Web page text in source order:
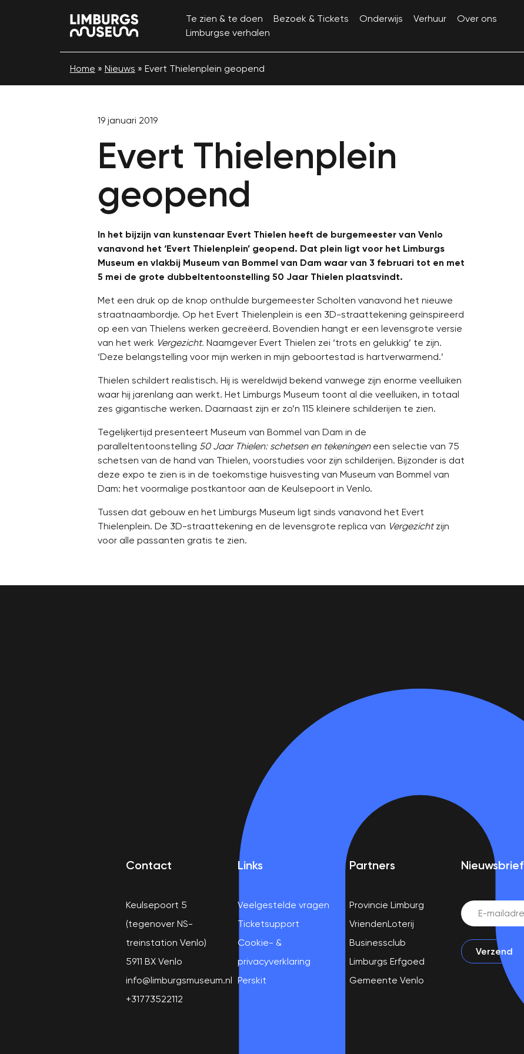
Te zien & te doen Bezoek & Tickets Onderwijs Verhuur
Over ons
Limburgse verhalen
Home » Nieuws » Evert Thielenplein geopend
19 januari 2019
Evert Thielenplein
geopend
In het bijzijn van kunstenaar Evert Thielen heeft de burgemeester van Venlo
vanavond het ‘Evert Thielenplein’ geopend. Dat plein ligt voor het Limburgs
Museum en vlakbij Museum van Bommel van Dam waar van 3 februari tot en met
5 mei de grote dubbeltentoonstelling 50 Jaar Thielen plaatsvindt.
Met een druk op de knop onthulde burgemeester Scholten vanavond het nieuwe
straatnaambordje. Op het Evert Thielenplein is een 3D-straattekening geïnspireerd
op een van Thielens werken gecreëerd. Bovendien hangt er een levensgrote versie
van het werk Vergezicht.Naamgever Evert Thielen zei ‘trots en gelukkig’ te zijn.
‘Deze belangstelling voor mijn werken in mijn geboortestad is hartverwarmend.’
Thielen schildert realistisch. Hij is wereldwijd bekend vanwege zijn enorme veelluiken
waar hij jarenlang aan werkt. Het Limburgs Museum toont al die veelluiken, in totaal
zes gigantische werken. Daarnaast zijn er zo’n 115 kleinere schilderijen te zien.
Tegelijkertijd presenteert Museum van Bommel van Dam in de
paralleltentoonstelling 50 Jaar Thielen: schetsen en tekeningeneen selectie van 75
schetsen van de hand van Thielen, voorstudies voor zijn schilderijen. Bijzonder is dat
deze expo te zien is in de toekomstige huisvesting van Museum van Bommel van
Dam: het voormalige postkantoor aan de Keulsepoort in Venlo.
Tussen dat gebouw en het Limburgs Museum ligt sinds vanavond het Evert
Thielenplein. De 3D-straattekening en de levensgrote replica van Vergezichtzijn
voor alle passanten gratis te zien.
Contact
Keulsepoort 5
(tegenover NS-
treinstation Venlo)
5911 BX Venlo
info@limburgsmuseum.nl
+31773522112
Links
Veelgestelde vragen
Ticketsupport
Cookie- &
privacyverklaring
Perskit
Partners
Provincie Limburg
VriendenLoterij
Businessclub
Limburgs Erfgoed
Gemeente Venlo
Nieuwsbrief
Email
(Vereist)